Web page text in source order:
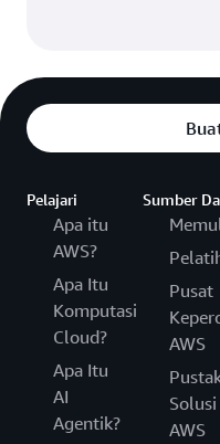
Pelajari
Apa itu
AWS?
Apa Itu
Komputasi
Cloud?
Apa Itu
AI
Agentik?
Sumber
Pusat
AWS
Solusi
AWS